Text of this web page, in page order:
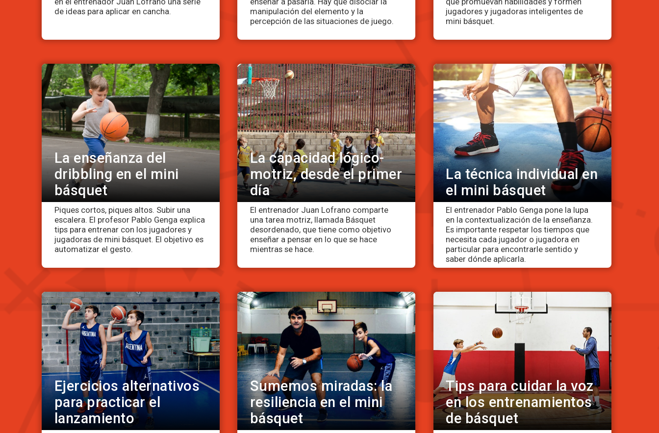
de ideas para aplicar en cancha.
manipulación del elemento y la
percepción de las situaciones de juego.
jugadores y jugadoras inteligentes de
mini básquet.
La enseñanza del
dribbling en el mini
básquet
Piques cortos, piques altos. Subir una
escalera. El profesor Pablo Genga explica
tips para entrenar con los jugadores y
jugadoras de mini básquet. El objetivo es
automatizar el gesto.
La capacidad lógico-
motriz, desde el primer
día
El entrenador Juan Lofrano comparte
una tarea motriz, llamada Básquet
desordenado, que tiene como objetivo
enseñar a pensar en lo que se hace
mientras se hace.
La técnica individual en
el mini básquet
El entrenador Pablo Genga pone la lupa
en la contextualización de la enseñanza.
Es importante respetar los tiempos que
necesita cada jugador o jugadora en
particular para encontrarle sentido y
saber dónde aplicarla.
Ejercicios alternativos
para practicar el
lanzamiento
Sumemos miradas: la
resiliencia en el mini
básquet
Tips para cuidar la voz
en los entrenamientos
de básquet